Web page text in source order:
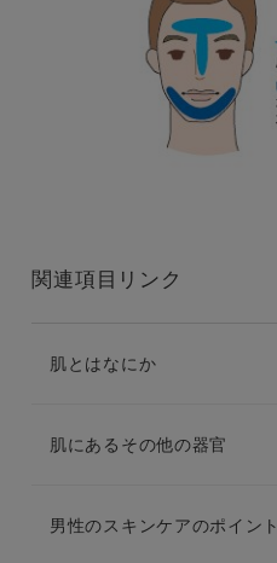
関連項目リンク
肌とはなにか
肌にあるその他の器官
男性のスキンケアのポイント